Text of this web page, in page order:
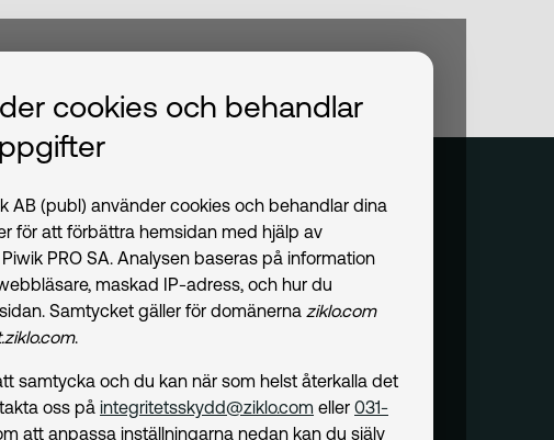
cookies och behandlar
AB (publ) använder cookies och behandlar dina
för att förbättra hemsidan med hjälp av
PRO SA. Analysen baseras på information
maskad IP-adress, och hur du
Samtycket gäller för domänerna ziklo.com
.
samtycka och du kan när som helst återkalla det
oss på integritetsskydd@ziklo.com eller 031-
att anpassa inställningarna nedan kan du själv